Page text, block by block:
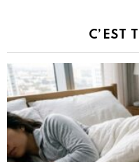
C’EST